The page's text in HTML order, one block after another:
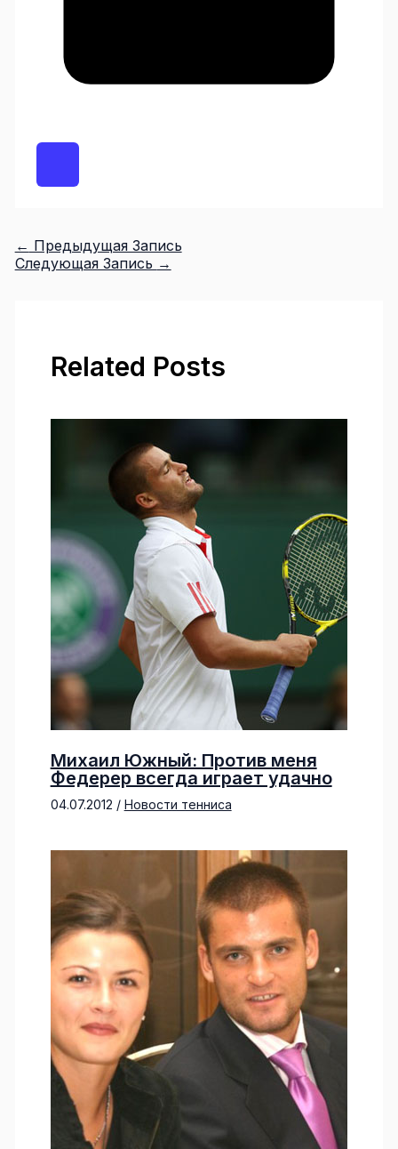
← Предыдущая Запись
Следующая Запись →
Related Posts
Михаил Южный: Против меня
Федерер всегда играет удачно
04.07.2012 / Новости тенниса